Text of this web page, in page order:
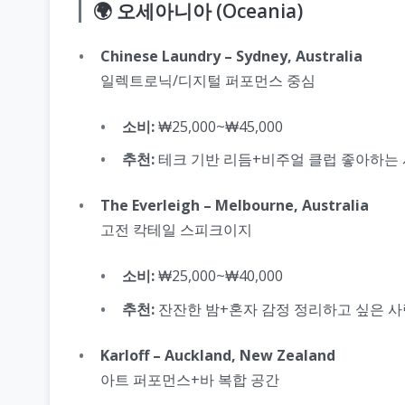
🌍 오세아니아 (Oceania)
Chinese Laundry – Sydney, Australia
일렉트로닉/디지털 퍼포먼스 중심
소비:₩25,000~₩45,000
추천:테크 기반 리듬+비주얼 클럽 좋아하는
The Everleigh – Melbourne, Australia
고전 칵테일 스피크이지
소비:₩25,000~₩40,000
추천: 잔잔한 밤+혼자 감정 정리하고 싶은
Karloff – Auckland, New Zealand
아트 퍼포먼스+바 복합 공간